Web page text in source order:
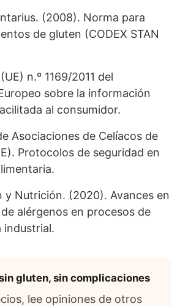
(2008). Norma para
de gluten (CODEX STAN
n.º 1169/2011 del
sobre la información
al consumidor.
Asociaciones de Celíacos de
Protocolos de seguridad en
y Nutrición. (2020). Avances en
alérgenos en procesos de
industrial.
gluten, sin complicaciones
lee opiniones de otros